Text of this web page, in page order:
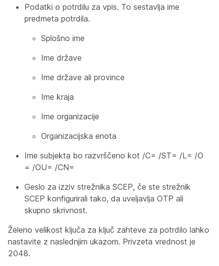
Podatki o potrdilu za vpis. To sestavlja ime
predmeta potrdila.
Splošno ime
Ime države
Ime države ali province
Ime kraja
Ime organizacije
Organizacijska enota
Ime subjekta bo razvrščeno kot /C= /ST= /L= /O
= /OU= /CN=
Geslo za izziv strežnika SCEP, če ste strežnik
SCEP konfigurirali tako, da uveljavlja OTP ali
skupno skrivnost.
Želeno velikost ključa za ključ zahteve za potrdilo lahko
nastavite z naslednjim ukazom. Privzeta vrednost je
2048.